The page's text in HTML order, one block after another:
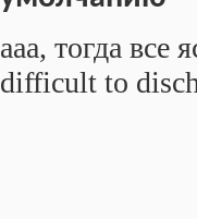
ааа, тогда все
difficult to